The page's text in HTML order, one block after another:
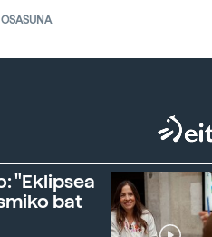
OSASUNA
"Eklipsea
bat